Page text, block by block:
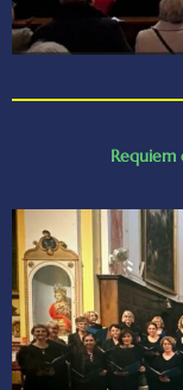
Requiem